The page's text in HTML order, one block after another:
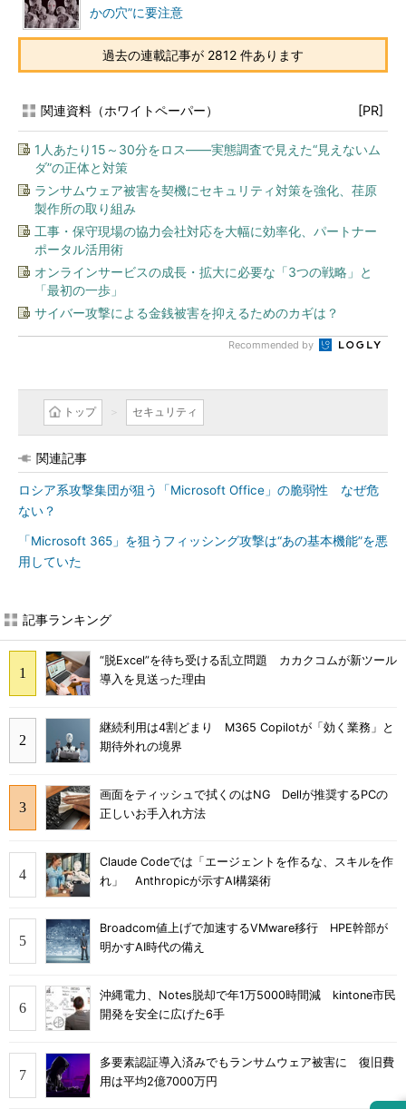
かの穴”に要注意
過去の連載記事が 2812 件あります
関連資料（ホワイトペーパー） [PR]
1人あたり15～30分をロス――実態調査で見えた“見えないム
ダ”の正体と対策
ランサムウェア被害を契機にセキュリティ対策を強化、荏原
製作所の取り組み
工事・保守現場の協力会社対応を大幅に効率化、パートナー
ポータル活用術
オンラインサービスの成長・拡大に必要な「3つの戦略」と
「最初の一歩」
サイバー攻撃による金銭被害を抑えるためのカギは？
Recommended by
トップ セキュリティ
関連記事
ロシア系攻撃集団が狙う「Microsoft Office」の脆弱性 なぜ危
ない？
「Microsoft 365」を狙うフィッシング攻撃は“あの基本機能”を悪
用していた
記事ランキング
“脱Excel”を待ち受ける乱立問題 カカクコムが新ツール
導入を見送った理由
継続利用は4割どまり M365 Copilotが「効く業務」と
期待外れの境界
画面をティッシュで拭くのはNG Dellが推奨するPCの
正しいお手入れ方法
Claude Codeでは「エージェントを作るな、スキルを作
れ」 Anthropicが示すAI構築術
Broadcom値上げで加速するVMware移行 HPE幹部が
明かすAI時代の備え
沖縄電力、Notes脱却で年1万5000時間減 kintone市民
開発を安全に広げた6手
多要素認証導入済みでもランサムウェア被害に 復旧費
用は平均2億7000万円